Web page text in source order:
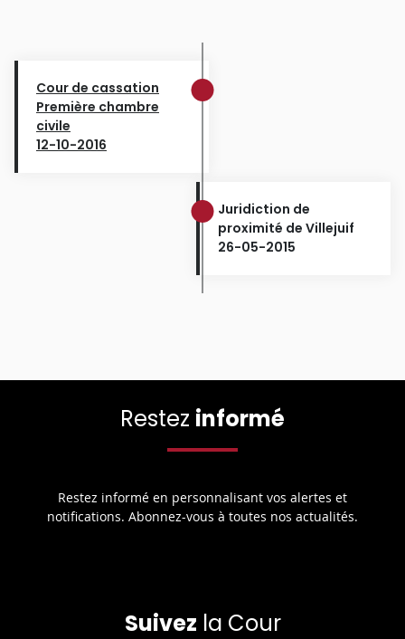
Cour de cassation
Première chambre
civile
12-10-2016
Juridiction de
proximité de Villejuif
26-05-2015
Restez informé
Restez informé en personnalisant vos alertes et
notifications. Abonnez-vous à toutes nos actualités.
Suivez la Cour